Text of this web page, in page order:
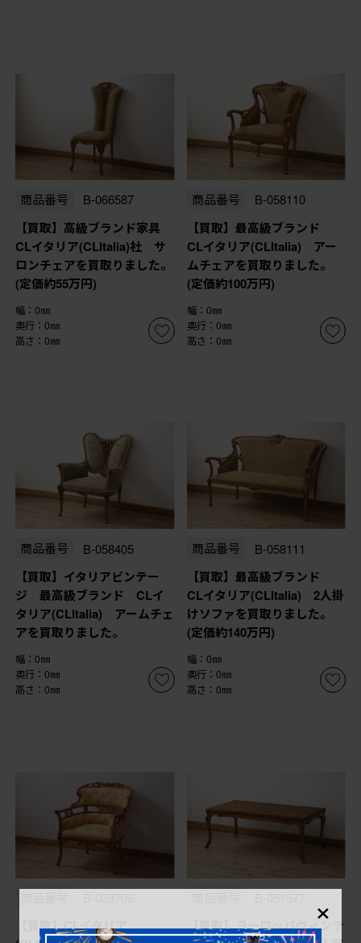
商品番号 B-066587
【買取】高級ブランド家具
CLイタリア(CLItalia)社 サ
ロンチェアを買取りました。
(定価約55万円)
幅：0㎜
奥行：0㎜
高さ：0㎜
商品番号 B-058110
【買取】最高級ブランド
CLイタリア(CLItalia) アー
ムチェアを買取りました。
(定価約100万円)
幅：0㎜
奥行：0㎜
高さ：0㎜
商品番号 B-058405
【買取】イタリアビンテー
ジ 最高級ブランド CLイ
タリア(CLItalia) アームチェ
アを買取りました。
幅：0㎜
奥行：0㎜
高さ：0㎜
商品番号 B-058111
【買取】最高級ブランド
CLイタリア(CLItalia) 2人掛
けソファを買取りました。
(定価約140万円)
幅：0㎜
奥行：0㎜
高さ：0㎜
【買取】CLイタリア
【買取】ヨーロッパヴィンテ
×